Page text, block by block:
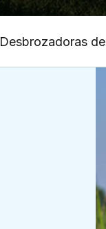
Desbrozadoras